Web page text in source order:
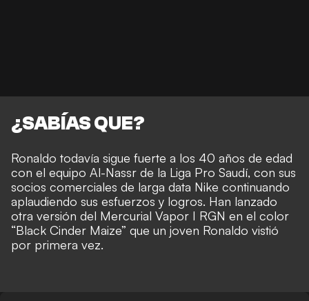
¿SABÍAS QUE?
Ronaldo todavía sigue fuerte a los 40 años de edad
con el equipo Al-Nassr de la Liga Pro Saudí, con sus
socios comerciales de larga data Nike continuando
aplaudiendo sus esfuerzos y logros. Han lanzado
otra versión del Mercurial Vapor I RGN en el color
“Black Cinder Maize” que un joven Ronaldo vistió
por primera vez.